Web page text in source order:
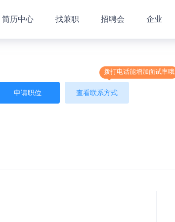
简历中心 找兼职 招聘会 企业
拨打电话能增加面试率哦
申请职位 查看联系方式